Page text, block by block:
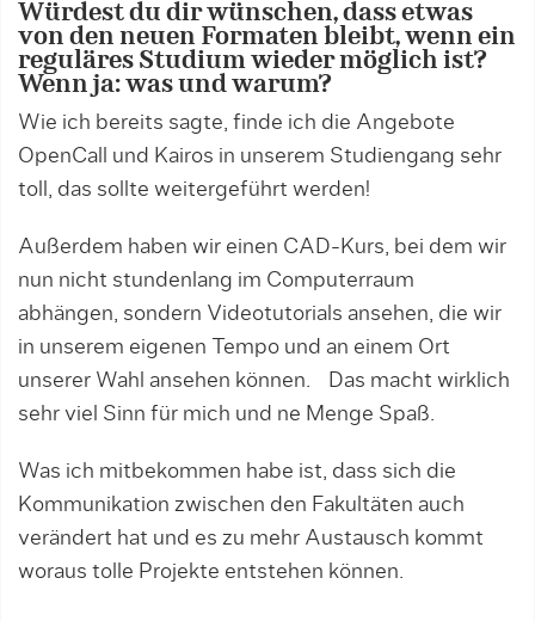
Würdest du dir wünschen, dass etwas
von den neuen Formaten bleibt, wenn ein
reguläres Studium wieder möglich ist?
Wenn ja: was und warum?
Wie ich bereits sagte, finde ich die Angebote
OpenCall und Kairos in unserem Studiengang sehr
toll, das sollte weitergeführt werden!
Außerdem haben wir einen CAD-Kurs, bei dem wir
nun nicht stundenlang im Computerraum
abhängen, sondern Videotutorials ansehen, die wir
in unserem eigenen Tempo und an einem Ort
unserer Wahl ansehen können. Das macht wirklich
sehr viel Sinn für mich und ne Menge Spaß.
Was ich mitbekommen habe ist, dass sich die
Kommunikation zwischen den Fakultäten auch
verändert hat und es zu mehr Austausch kommt
woraus tolle Projekte entstehen können.